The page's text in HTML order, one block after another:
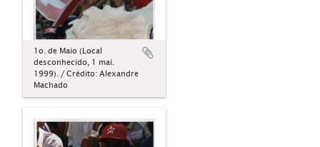
1o. de Maio (Local
desconhecido, 1 mai.
1999). / Crédito: Alexandre
Machado